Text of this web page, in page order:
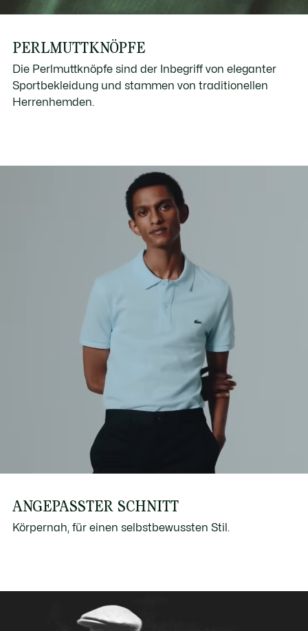
PERLMUTTKNÖPFE
Die Perlmuttknöpfe sind der Inbegriff von eleganter
Sportbekleidung und stammen von traditionellen
Herrenhemden.
ANGEPASSTER SCHNITT
Körpernah, für einen selbstbewussten Stil.